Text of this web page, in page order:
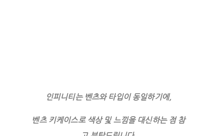
인피니티는 벤츠와 타입이 동일하기에,
벤츠 키케이스로 색상 및 느낌을 대신하는 점 참